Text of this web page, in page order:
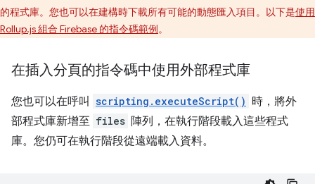
的程式庫。您也可以在建構時下載所有可能的動態匯入項目。以下是使用
Rollup.js 組合 Firebase 的指令碼範例。
在插入分頁的指令碼中使用外部程式庫
您也可以在呼叫 scripting.executeScript() 時，將外
部程式庫新增至 files 陣列，在執行階段載入這些程式
庫。您仍可在執行階段從遠端載入資料。